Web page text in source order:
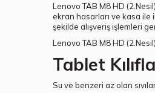
Lenovo TAB M8 HD
ekran hasarları ve kasa ile
şekilde alışveriş işlemleri
Lenovo TAB M8 HD
Tablet
Su ve benzeri az olan